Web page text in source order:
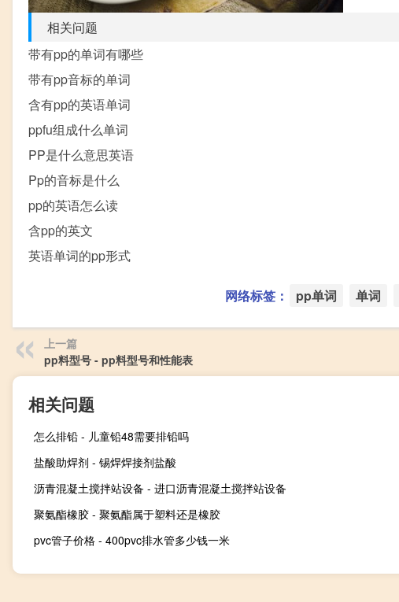
相关问题
带有pp的单词有哪些
带有pp音标的单词
含有pp的英语单词
ppfu组成什么单词
PP是什么意思英语
Pp的音标是什么
pp的英语怎么读
含pp的英文
英语单词的pp形式
网络标签： pp单词 单词
上一篇
pp料型号 - pp料型号和性能表
相关问题
怎么排铅 - 儿童铅48需要排铅吗
盐酸助焊剂 - 锡焊焊接剂盐酸
沥青混凝土搅拌站设备 - 进口沥青混凝土搅拌站设备
聚氨酯橡胶 - 聚氨酯属于塑料还是橡胶
pvc管子价格 - 400pvc排水管多少钱一米